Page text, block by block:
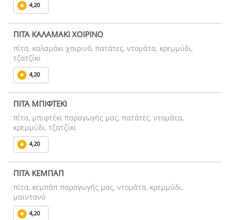
4,20
ΠΙΤΑ ΚΑΛΑΜΑΚΙ ΧΟΙΡΙΝΟ
πίτα, καλαμάκι χοιρινό, πατάτες, ντομάτα, κρεμμύδι,
τζατζίκι
4,20
ΠΙΤΑ ΜΠΙΦΤΕΚΙ
πίτα, μπιφτέκι παραγωγής μας, πατάτες, ντομάτα,
κρεμμύδι, τζατζίκι
4,20
ΠΙΤΑ ΚΕΜΠΑΠ
πίτα, κεμπάπ παραγωγής μας, ντομάτα, κρεμμύδι,
μαϊντανό
4,20